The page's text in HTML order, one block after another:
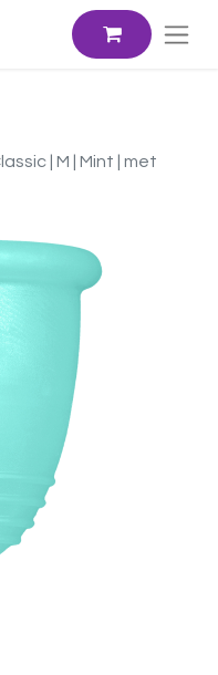
| M | Mint | met